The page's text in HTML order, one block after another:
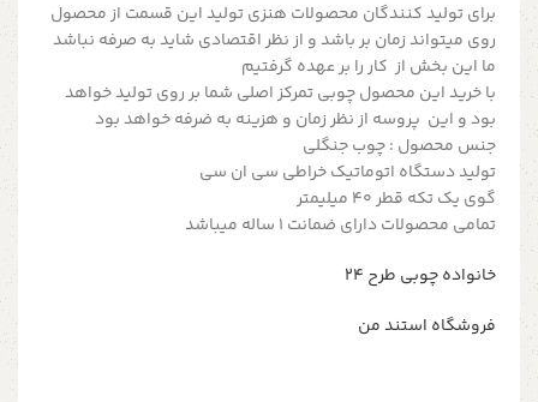
برای تولید کنندگان محصولات هنزی تولید این قسمت از محصول
روی میتواند زمان بر باشد و از نظر اقتصادی شاید به صرفه نباشد
ما این بخش از کار را بر عهده گرفتیم
با خرید این محصول چوبی تمرکز اصلی شما بر روی تولید خواهد
بود و این پروسه از نظر زمان و هزینه به ضرفه خواهد بود
جنس محصول : چوب جنگلی
تولید دستگاه اتوماتیک خراطی سی ان سی
گوی یک تکه قطر 40 میلیمتر
تمامی محصولات دارای ضمانت ۱ ساله میباشد
خانواده چوبی طرح ۲۴
فروشگاه استند من